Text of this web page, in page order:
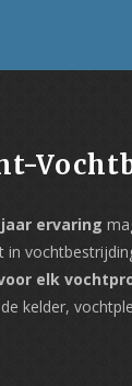
ervaring
in
elk
kelder,